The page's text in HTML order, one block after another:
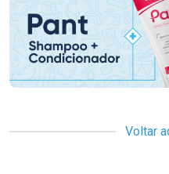
Voltar